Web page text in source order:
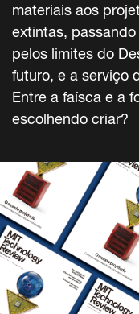
materiais aos
extintas,
pelos limites do
futuro, e a serviço
Entre a faísca e a
escolhendo criar?